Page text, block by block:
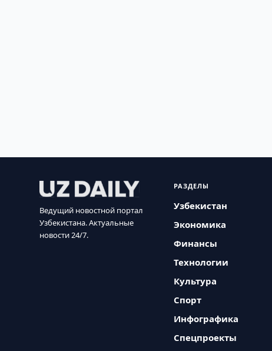
Ведущий новостной портал
Узбекистана. Актуальные
новости 24/7.
РАЗДЕЛЫ
Узбекистан
Экономика
Финансы
Технологии
Культура
Спорт
Инфографика
Спецпроекты